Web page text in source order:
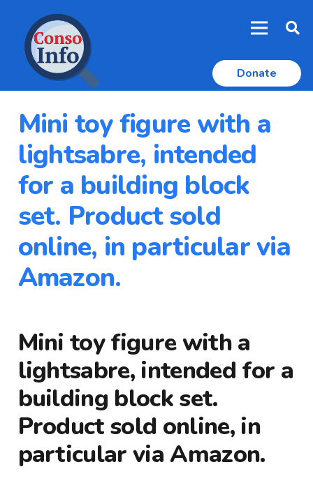
Donate
Mini toy figure with a
lightsabre, intended
for a building block
set. Product sold
online, in particular via
Amazon.
Mini toy figure with a
lightsabre, intended for a
building block set.
Product sold online, in
particular via Amazon.